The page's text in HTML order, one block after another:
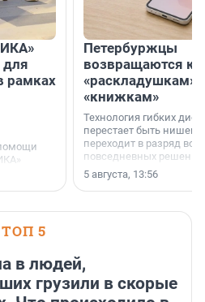
для
рамках
Петербуржцы
возвращаются к
«раскладушкам»
«книжкам»
Технология гибких
перестает быть
переходит в разряд
повседневных
5 августа, 13:56
ТОП 5
в людей,
грузили в скорые